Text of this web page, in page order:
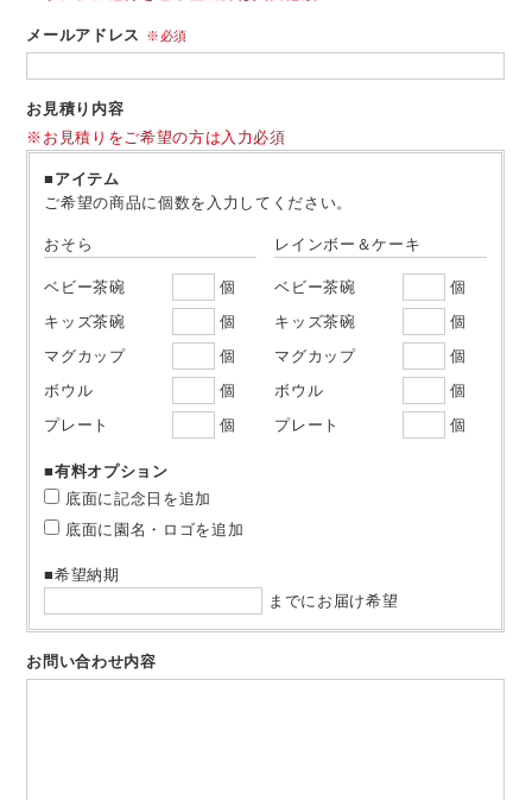
メールアドレス ※必須
お見積り内容
※お見積りをご希望の方は入力必須
■アイテム
ご希望の商品に個数を入力してください。
おそら
ベビー茶碗
個
キッズ茶碗
個
マグカップ
個
ボウル
個
プレート
個
レインボー＆ケーキ
ベビー茶碗
個
キッズ茶碗
個
マグカップ
個
ボウル
個
プレート
個
■有料オプション
底面に記念日を追加
底面に園名・ロゴを追加
■希望納期
までにお届け希望
お問い合わせ内容